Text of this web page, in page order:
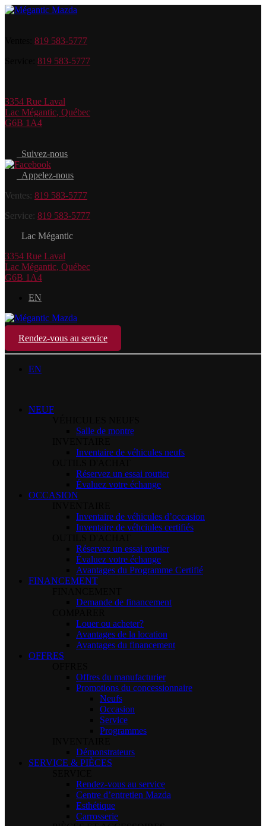
819 583-5777
819 583-5777
3354 Rue Laval
Lac Mégantic, Québec
G6B 1A4
Suivez-nous
Appelez-nous
Ventes: 819 583-5777
Service: 819 583-5777
Lac Mégantic
3354 Rue Laval
Lac Mégantic, Québec
G6B 1A4
EN
Rendez-vous au service
EN
NEUF
Salle de montre
Inventaire de véhicules neufs
Réservez un essai routier
Évaluez votre échange
OCCASION
Inventaire de véhicules d’occasion
Inventaire de véhciules certifiés
Réservez un essai routier
Évaluez votre échange
Avantages du Programme Certifié
FINANCEMENT
Demande de financement
Louer ou acheter?
Avantages de la location
Avantages du financement
OFFRES
Offres du manufacturier
Promotions du concessionnaire
Neufs
Occasion
Service
Programmes
Démonstrateurs
SERVICE & PIÈCES
Rendez-vous au service
Centre d’entretien Mazda
Esthétique
Carrosserie